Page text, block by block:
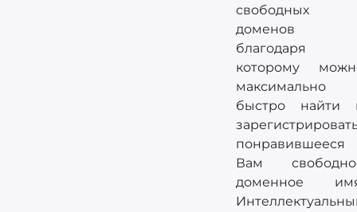
свободных
доменов
благодаря
которому
максимально
быстро найти
понравившееся
Вам
доменное